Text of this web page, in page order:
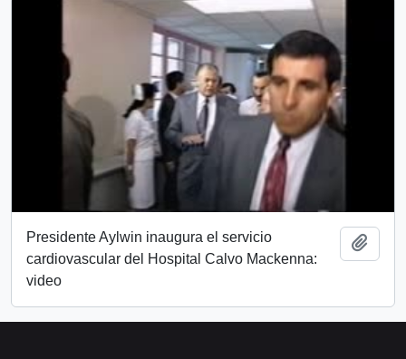
Presidente Aylwin inaugura el servicio
cardiovascular del Hospital Calvo Mackenna:
video